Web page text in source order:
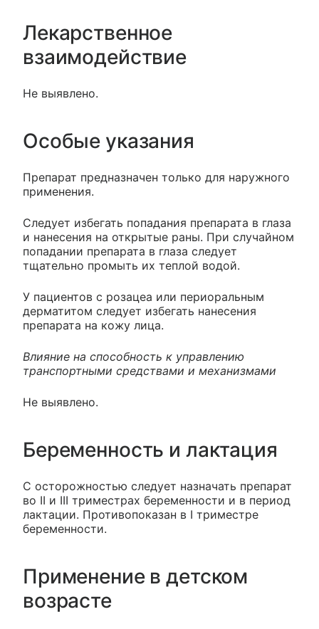
Лекарственное
взаимодействие
Не выявлено.
Особые указания
Препарат предназначен только для наружного
применения.
Следует избегать попадания препарата в глаза
и нанесения на открытые раны. При случайном
попадании препарата в глаза следует
тщательно промыть их теплой водой.
У пациентов с розацеа или периоральным
дерматитом следует избегать нанесения
препарата на кожу лица.
Влияние на способность к управлению
транспортными средствами и механизмами
Не выявлено.
Беременность и лактация
С осторожностью следует назначать препарат
во II и III триместрах беременности и в период
лактации. Противопоказан в I триместре
беременности.
Применение в детском
возрасте